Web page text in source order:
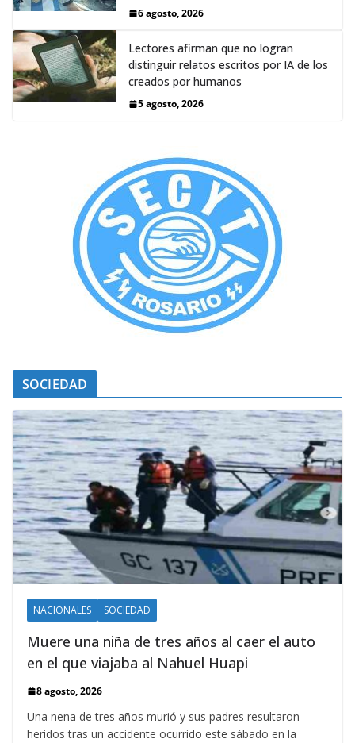
6 agosto, 2026
Lectores afirman que no logran
distinguir relatos escritos por IA de los
creados por humanos
5 agosto, 2026
SOCIEDAD
NACIONALES SOCIEDAD
Muere una niña de tres años al caer el auto
en el que viajaba al Nahuel Huapi
8 agosto, 2026
Una nena de tres años murió y sus padres resultaron
heridos tras un accidente ocurrido este sábado en la